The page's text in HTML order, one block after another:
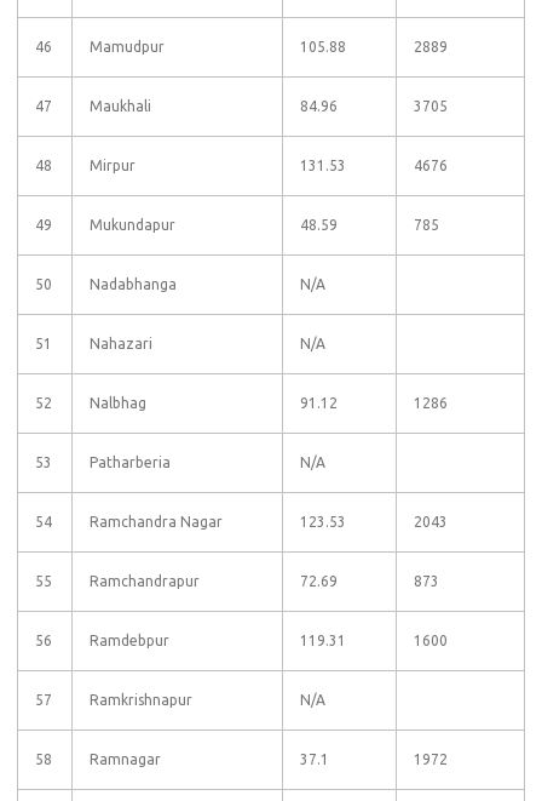
46 Mamudpur 105.88 2889
47 Maukhali 84.96 3705
48 Mirpur 131.53 4676
49 Mukundapur 48.59 785
50 Nadabhanga N/A
51 Nahazari N/A
52 Nalbhag 91.12 1286
53 Patharberia N/A
54 Ramchandra Nagar 123.53 2043
55 Ramchandrapur 72.69 873
56 Ramdebpur 119.31 1600
57 Ramkrishnapur N/A
58 Ramnagar 37.1 1972